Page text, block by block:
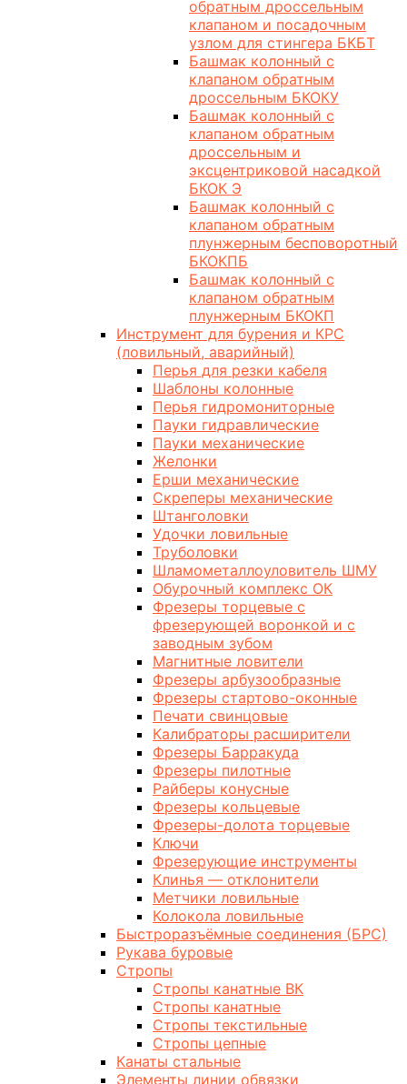
обратным дроссельным
клапаном и посадочным
узлом для стингера БКБТ
Башмак колонный с
клапаном обратным
дроссельным БКОКУ
Башмак колонный с
клапаном обратным
дроссельным и
эксцентриковой насадкой
БКОК Э
Башмак колонный с
клапаном обратным
плунжерным бесповоротный
БКОКПБ
Башмак колонный с
клапаном обратным
плунжерным БКОКП
Инструмент для бурения и КРС
(ловильный, аварийный)
Перья для резки кабеля
Шаблоны колонные
Перья гидромониторные
Пауки гидравлические
Пауки механические
Желонки
Ерши механические
Скреперы механические
Штанголовки
Удочки ловильные
Труболовки
Шламометаллоуловитель ШМУ
Обурочный комплекс ОК
Фрезеры торцевые с
фрезерующей воронкой и с
заводным зубом
Магнитные ловители
Фрезеры арбузообразные
Фрезеры стартово-оконные
Печати свинцовые
Калибраторы расширители
Фрезеры Барракуда
Фрезеры пилотные
Райберы конусные
Фрезеры кольцевые
Фрезеры-долота торцевые
Ключи
Фрезерующие инструменты
Клинья — отклонители
Метчики ловильные
Колокола ловильные
Быстроразъёмные соединения (БРС)
Рукава буровые
Стропы
Стропы канатные ВК
Стропы канатные
Стропы текстильные
Стропы цепные
Канаты стальные
Элементы линии обвязки